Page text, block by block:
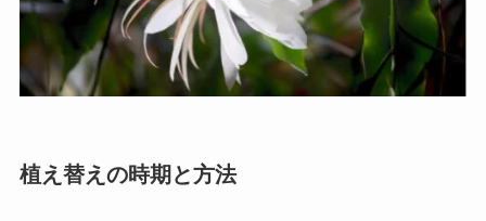
植え替えの時期と方法